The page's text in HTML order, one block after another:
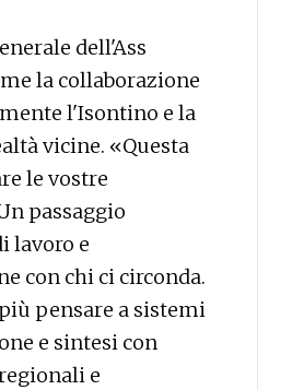
dell'Ass
la collaborazione
l'Isontino e la
vicine. «Questa
le vostre
passaggio
lavoro e
con chi ci circonda.
pensare a sistemi
e sintesi con
e